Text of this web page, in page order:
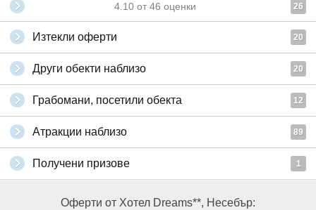
4.10 от 46 оценки 26
Изтекли оферти 20
Други обекти наблизо 20
Грабомани, посетили обекта 12
Атракции наблизо 89
Получени призове 1
Оферти от Хотел Dreams**, Несебър: